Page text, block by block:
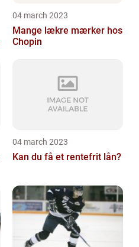
04 march 2023
Mange lækre mærker hos
Chopin
04 march 2023
Kan du få et rentefrit lån?